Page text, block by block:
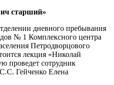
старший»
дневного пребывания
№ 1 Комплексного центра
Петродворцового
лекция «Николай
проведет сотрудник
Гейченко Елена